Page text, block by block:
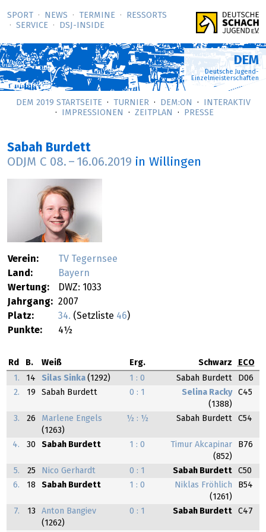
SPORT NEWS TERMINE
RESSORTS
SERVICE
DSJ-­INSIDE
DEM
Deutsche Jugend-
Einzelmeisterschaften
DEM 2019 STARTSEITE TURNIER DEM:ON
INTERAKTIV
IMPRESSIONEN
ZEITPLAN PRESSE
Sabah Burdett
ODJM C 08. – 16.06.2019 in Willingen
Verein:
TV Tegernsee
Land:
Bayern
Wertung:
DWZ: 1033
Jahrgang: 2007
Platz:
34. (Setzliste 46)
Punkte:
4½
Rd B. Weiß Erg. Schwarz
ECO
1.
14 Silas Sinka (1292) 1 : 0 Sabah Burdett
D06
2.
19 Sabah Burdett 0 : 1
Selina Racky
(1388)
C45
3. 26
Marlene Engels
(1263)
½ : ½ Sabah Burdett C54
4. 30 Sabah Burdett 1 : 0
Timur Akcapinar
(852)
B76
5. 25 Nico Gerhardt 0 : 1 Sabah Burdett
C50
6.
18 Sabah Burdett 1 : 0
Niklas Fröhlich
(1261)
B54
7. 13
Anton Bangiev
(1262)
0 : 1 Sabah Burdett C47